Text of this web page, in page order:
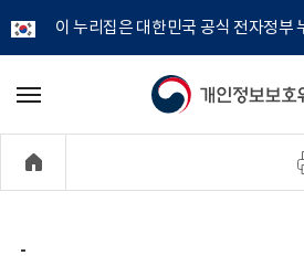
이 누리집은 대한민국 공식 전자정부
개
정
메
기
-